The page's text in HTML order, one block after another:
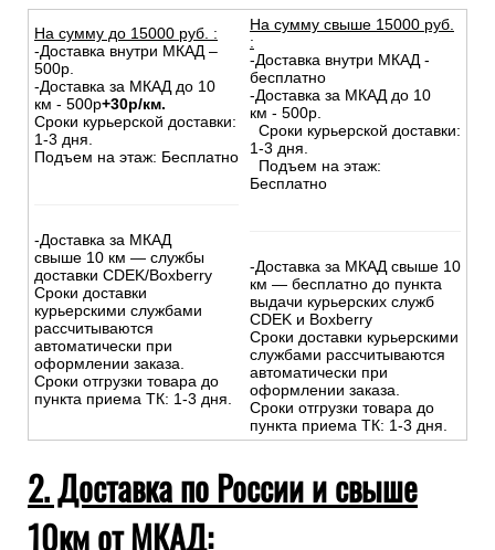
На сумму до 15000 руб. :
-Доставка внутри МКАД –
500р.
-Доставка за МКАД до 10
км - 500р+30р/км.
Сроки курьерской доставки:
1-3 дня.
Подъем на этаж: Бесплатно
-Доставка за МКАД
свыше 10 км — службы
доставки CDEK/Boxberry
Сроки доставки
курьерскими службами
рассчитываются
автоматически при
оформлении заказа.
Сроки отгрузки товара до
пункта приема ТК: 1-3 дня.
На сумму свыше 15000 руб.
:
-Доставка внутри МКАД -
бесплатно
-Доставка за МКАД до 10
км - 500р.
Сроки курьерской доставки:
1-3 дня.
Подъем на этаж:
Бесплатно
-Доставка за МКАД свыше 10
км — бесплатно до пункта
выдачи курьерских служб
CDEK и Boxberry
Сроки доставки курьерскими
службами рассчитываются
автоматически при
оформлении заказа.
Сроки отгрузки товара до
пункта приема ТК: 1-3 дня.
2. Доставка по России и свыше
10км от МКАД: